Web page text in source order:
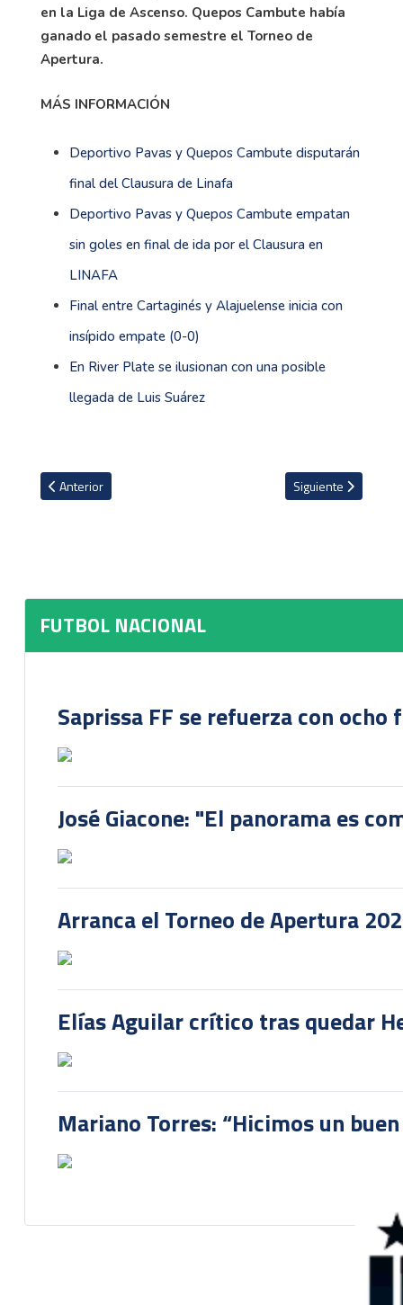
en la Liga de Ascenso. Quepos Cambute había
ganado el pasado semestre el Torneo de
Apertura.
MÁS INFORMACIÓN
Deportivo Pavas y Quepos Cambute disputarán
final del Clausura de Linafa
Deportivo Pavas y Quepos Cambute empatan
sin goles en final de ida por el Clausura en
LINAFA
Final entre Cartaginés y Alajuelense inicia con
insípido empate (0-0)
En River Plate se ilusionan con una posible
llegada de Luis Suárez
Artículo anterior: Bryan Ruiz: "Este partido que viene está por
Anterior Artículo siguiente:
Siguiente
FUTBOL NACIONAL
Saprissa FF se refuerza con
José Giacone: "El panorama es
Arranca el Torneo de Apertura
Elías Aguilar crítico tras quedar
Mariano Torres: “Hicimos un